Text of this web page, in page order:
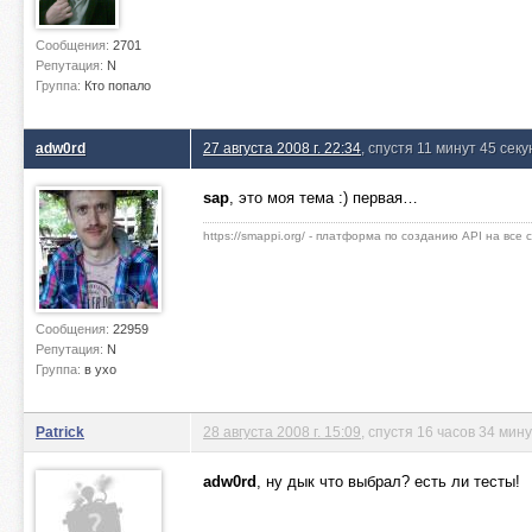
Сообщения: 2701
Репутация: N
Группа: Кто попало
adw0rd
Сообщения: 22959
Репутация: N
Группа: в ухо
27 августа 2008 г. 22:34 , спустя 11 минут 45
sap, это моя тема :) первая…
https://smappi.org/ - платформа по созданию API на все
Patrick 28 августа 2008 г. 15:09 , спустя 16 часов 34
adw0rd , ну дык что выбрал? есть ли тесты!